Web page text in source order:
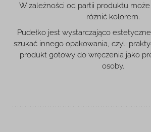
W zależności od partii produktu
różnić kolorem.
Pudełko jest wystarczająco
szukać innego opakowania, czyli
produkt gotowy do wręczenia jako
osoby.